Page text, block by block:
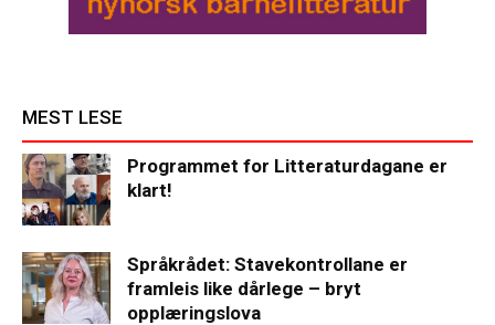
MEST LESE
Programmet for Litteraturdagane er
klart!
Språkrådet: Stavekontrollane er
framleis like dårlege – bryt
opplæringslova